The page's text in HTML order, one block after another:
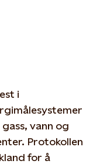
i
vann og
Protokollen
for å